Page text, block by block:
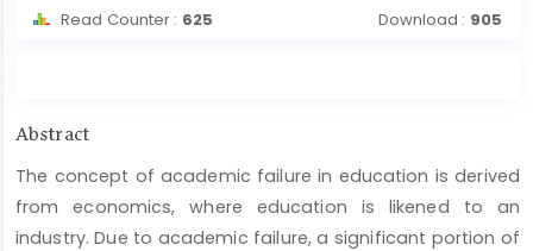
Read Counter : 625 Download : 905
Main
Article
Content
Abstract
The concept of academic failure in education is derived
from economics, where education is likened to an
industry. Due to academic failure, a significant portion of